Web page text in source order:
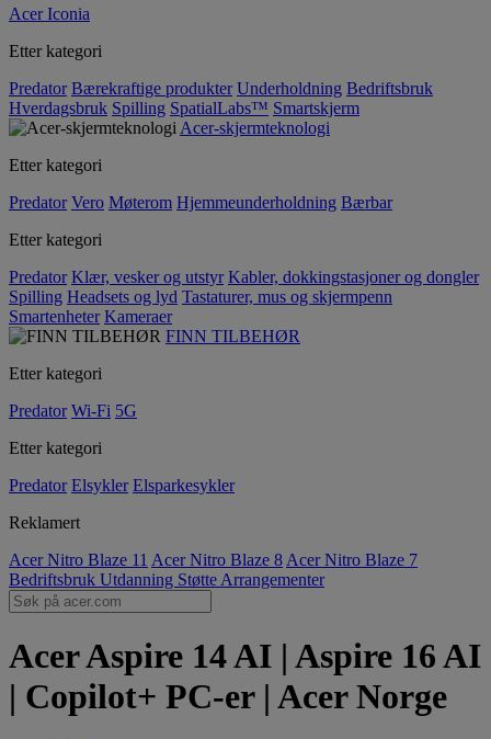
Acer Iconia
Etter kategori
Predator Bærekraftige produkter Underholdning Bedriftsbruk
Hverdagsbruk Spilling SpatialLabs™ Smartskjerm
Acer-skjermteknologi
Etter kategori
Predator Vero Møterom Hjemmeunderholdning Bærbar
Etter kategori
Predator Klær, vesker og utstyr Kabler, dokkingstasjoner og dongler
Spilling Headsets og lyd Tastaturer, mus og skjermpenn
Smartenheter Kameraer
FINN TILBEHØR
Etter kategori
Predator Wi-Fi 5G
Etter kategori
Predator Elsykler Elsparkesykler
Reklamert
Acer Nitro Blaze 11 Acer Nitro Blaze 8 Acer Nitro Blaze 7
Bedriftsbruk Utdanning Støtte Arrangementer
Acer Aspire 14 AI | Aspire 16 AI
| Copilot+ PC-er | Acer Norge